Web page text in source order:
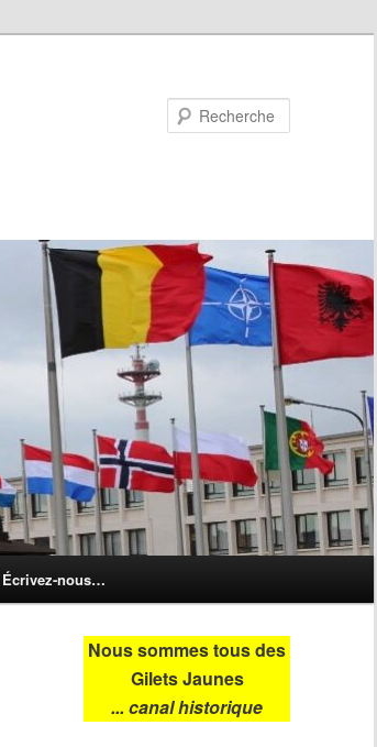
Écrivez-nous…
Nous sommes tous des
Gilets Jaunes
... canal historique